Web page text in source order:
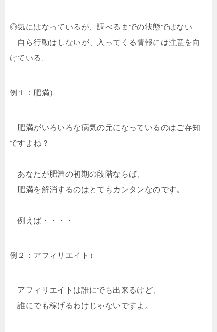
◎気にはなっているが、調べるまでの状態ではない
自ら行動はしないが、入ってくる情報には注意を向
けている。
例１：肥満）
肥満がいろいろな病気の元になっているのはご存知
ですよね？
あなたが肥満の初期の段階ならば、
肥満を解消するのはとてもカンタンなのです。
例えば・・・・
例２：アフィリエイト）
アフィリエイトは誰にでも出来るけど、
誰にでも稼げるわけじゃないですよ。